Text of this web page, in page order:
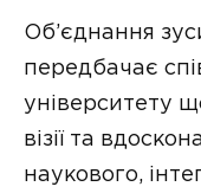
Об’єднання
передбачає
університету
візії та
наукового,